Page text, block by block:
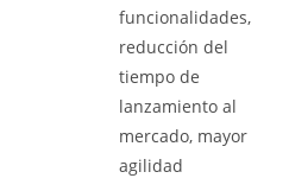
funcionalidades,
reducción del
tiempo de
lanzamiento al
mercado, mayor
agilidad